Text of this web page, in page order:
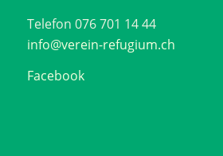
Telefon 076 701 14 44
info@verein-refugium.ch
Facebook